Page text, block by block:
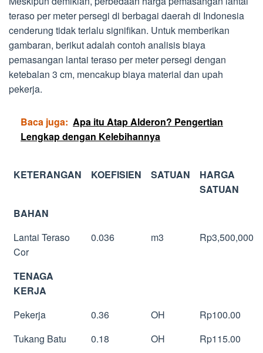
teraso per meter persegi di berbagai daerah di Indonesia
cenderung tidak terlalu signifikan. Untuk memberikan
gambaran, berikut adalah contoh analisis biaya
pemasangan lantai teraso per meter persegi dengan
ketebalan 3 cm, mencakup biaya material dan upah
pekerja.
Baca juga: Apa itu Atap Alderon? Pengertian
Lengkap dengan Kelebihannya
KETERANGAN KOEFISIEN SATUAN
HARGA
SATUAN
BAHAN
Lantai Teraso
Cor
0.036 m3 Rp3,500,000
TENAGA
KERJA
Pekerja
0.36 OH
Rp100.00
Tukang Batu
0.18 OH
Rp115.00